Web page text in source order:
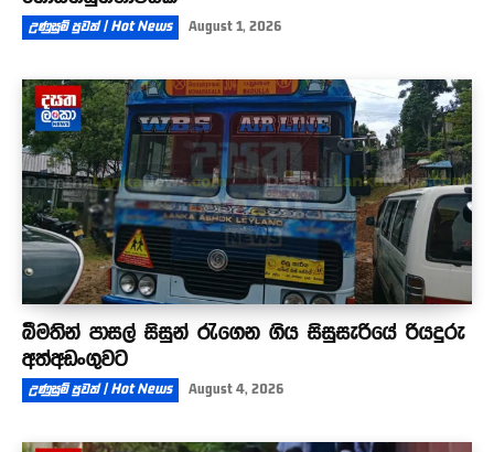
උණුසුම් පුවත් | Hot News August 1, 2026
බීමතින් පාසල් සිසුන් රැගෙන ගිය සිසුසැරියේ රියදුරු
අත්අඩංගුවට
උණුසුම් පුවත් | Hot News August 4, 2026